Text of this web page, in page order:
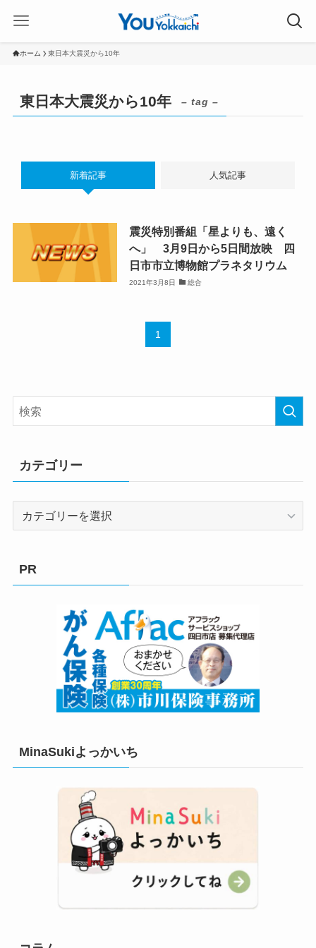
ホーム 東日本大震災から10年
東日本大震災から10年 – tag –
新着記事 人気記事
震災特別番組「星よりも、遠く
へ」 3月9日から5日間放映 四
日市市立博物館プラネタリウム
2021年3月8日 総合
1
カテゴリー
PR
MinaSukiよっかいち